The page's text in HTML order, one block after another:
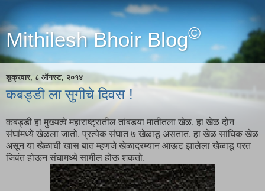
Mithilesh Bhoir Blog©
शुक्रवार, ८ ऑगस्ट, २०१४
कबड्डी ला सुगीचे दिवस !
कबड्डी हा मुख्यत्वे महाराष्ट्रातील तांबडया मातीतला खेळ. हा खेळ दोन
संघांमध्ये खेळला जातो. प्रत्येक संघात ७ खेळाडू असतात. हा खेळ सांघिक खेळ
असून या खेळाची खास बात म्हणजे खेळादरम्यान आऊट झालेला खेळाडू परत
जिवंत होऊन संघामध्ये सामील होऊ शकतो.